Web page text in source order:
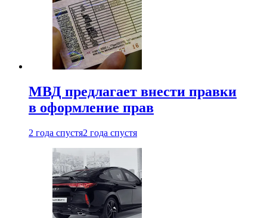
МВД предлагает внести правки
в оформление прав
2 года спустя2 года спустя